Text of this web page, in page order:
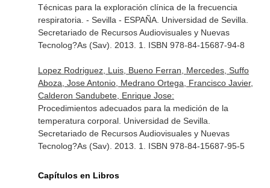
Técnicas para la exploración clínica de la frecuencia
respiratoria. - Sevilla - ESPAÑA. Universidad de Sevilla.
Secretariado de Recursos Audiovisuales y Nuevas
Tecnolog?As (Sav). 2013. 1. ISBN 978-84-15687-94-8
Lopez Rodriguez, Luis, Bueno Ferran, Mercedes, Suffo
Aboza, Jose Antonio, Medrano Ortega, Francisco Javier,
Calderon Sandubete, Enrique Jose:
Procedimientos adecuados para la medición de la
temperatura corporal. Universidad de Sevilla.
Secretariado de Recursos Audiovisuales y Nuevas
Tecnolog?As (Sav). 2013. 1. ISBN 978-84-15687-95-5
Capítulos en Libros